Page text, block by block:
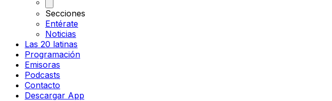
Secciones
Entérate
Noticias
Las 20 latinas
Programación
Emisoras
Podcasts
Contacto
Descargar App